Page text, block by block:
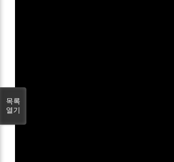
목록
열기